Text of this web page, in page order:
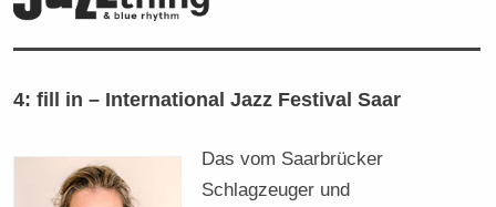
4: fill in – International Jazz Festival Saar
Das vom Saarbrücker
Schlagzeuger und